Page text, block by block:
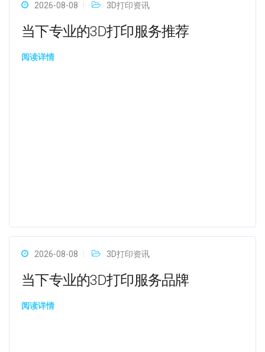
2026-08-08 3D打印资讯
当下专业的3D打印服务推荐
阅读详情
2026-08-08 3D打印资讯
当下专业的3D打印服务品牌
阅读详情